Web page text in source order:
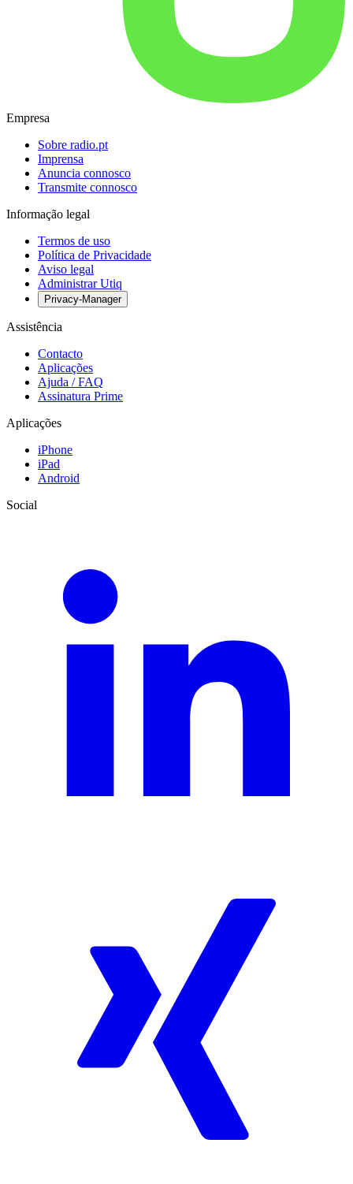
Empresa
Sobre radio.pt
Imprensa
Anuncia connosco
Transmite connosco
Informação legal
Termos de uso
Política de Privacidade
Aviso legal
Administrar Utiq
Privacy-Manager
Assistência
Contacto
Aplicações
Ajuda / FAQ
Assinatura Prime
Aplicações
iPhone
iPad
Android
Social